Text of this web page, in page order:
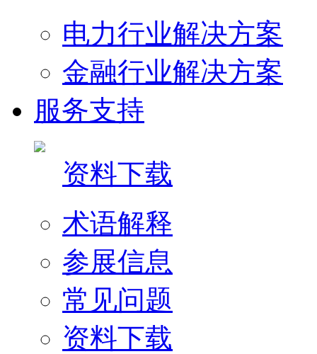
电力行业解决方案
金融行业解决方案
服务支持
资料下载
术语解释
参展信息
常见问题
资料下载